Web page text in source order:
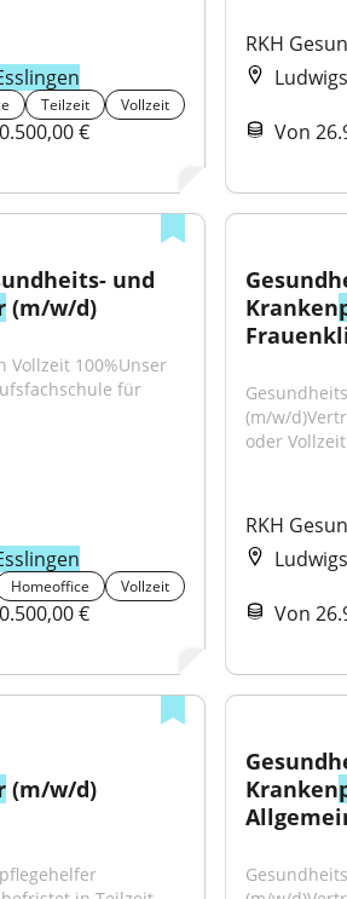
Teilzeit Vollzeit
€
RKH
Von
und
(m/w/d)
100%Unser
für
Homeoffice Vollzeit
€
Kranken
(m/w/
oder
RKH
Von
(m/w/d)
Kranken